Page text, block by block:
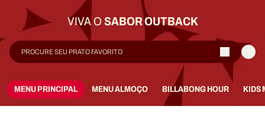
VIVA OSABOR OUTBACK
MENU PRINCIPAL MENU ALMOÇO BILLABONG HOUR KIDS